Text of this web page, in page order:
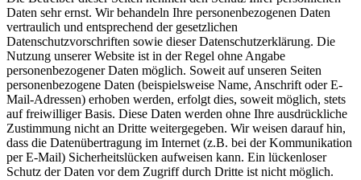
Daten sehr ernst. Wir behandeln Ihre personenbezogenen Daten
vertraulich und entsprechend der gesetzlichen
Datenschutzvorschriften sowie dieser Datenschutzerklärung. Die
Nutzung unserer Website ist in der Regel ohne Angabe
personenbezogener Daten möglich. Soweit auf unseren Seiten
personenbezogene Daten (beispielsweise Name, Anschrift oder E-
Mail-Adressen) erhoben werden, erfolgt dies, soweit möglich, stets
auf freiwilliger Basis. Diese Daten werden ohne Ihre ausdrückliche
Zustimmung nicht an Dritte weitergegeben. Wir weisen darauf hin,
dass die Datenübertragung im Internet (z.B. bei der Kommunikation
per E-Mail) Sicherheitslücken aufweisen kann. Ein lückenloser
Schutz der Daten vor dem Zugriff durch Dritte ist nicht möglich.